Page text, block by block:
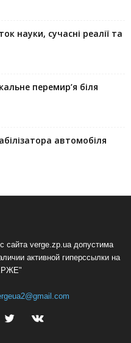
науки, сучасні реалії та
перемир’я біля
автомобіля
сайта verge.zp.ua допустима
активной гиперссылки на